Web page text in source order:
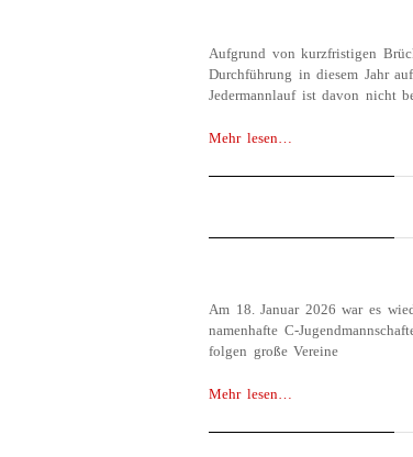
Aufgrund von kurzfristigen
Durchführung in diesem Jahr
Jedermannlauf ist davon nicht
Mehr lesen…
HAVELSE
Am 18. Januar 2026 war es
namenhafte C-
folgen große Vereine
Mehr lesen…